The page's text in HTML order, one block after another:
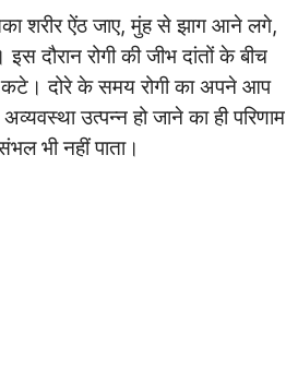
शरीर ऐंठ जाए, मुंह से झाग आने लगे,
दौरान रोगी की जीभ दांतों के बीच
दोरे के समय रोगी का अपने आप
उत्पन्न हो जाने का ही परिणाम
भी नहीं पाता।